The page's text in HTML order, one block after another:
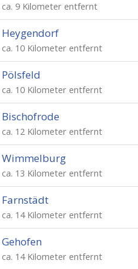
ca. 9 Kilometer entfernt
Heygendorf
ca. 10 Kilometer entfernt
Pölsfeld
ca. 10 Kilometer entfernt
Bischofrode
ca. 12 Kilometer entfernt
Wimmelburg
ca. 13 Kilometer entfernt
Farnstädt
ca. 14 Kilometer entfernt
Gehofen
ca. 14 Kilometer entfernt